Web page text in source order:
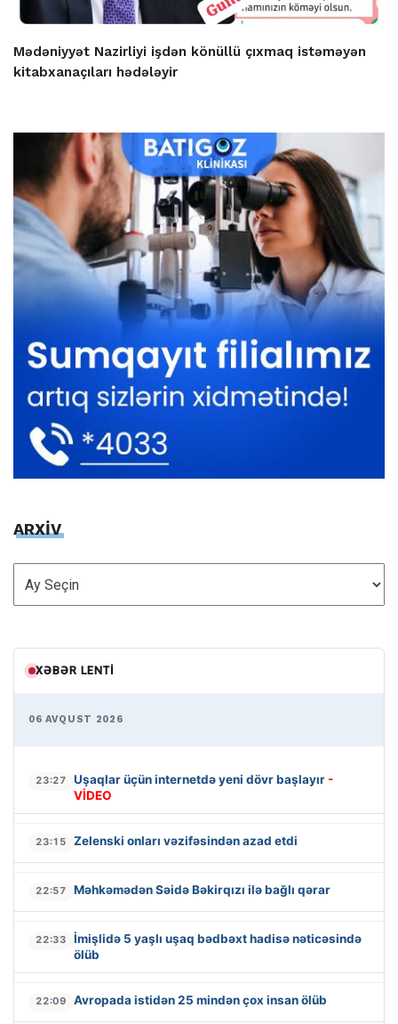
Mədəniyyət Nazirliyi işdən könüllü çıxmaq istəməyən
kitabxanaçıları hədələyir
ARXİV
ARXİV
XƏBƏR LENTI
06 AVQUST 2026
23:27 Uşaqlar üçün internetdə yeni dövr başlayır -
VİDEO
23:15 Zelenski onları vəzifəsindən azad etdi
22:57 Məhkəmədən Səidə Bəkirqızı ilə bağlı qərar
22:33
İmişlidə 5 yaşlı uşaq bədbəxt hadisə nəticəsində
ölüb
22:09 Avropada istidən 25 mindən çox insan ölüb